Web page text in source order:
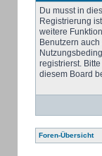
Du musst in
Registrierung
weitere
Benutzern
registrierst.
diesem Board
Foren-Übersicht